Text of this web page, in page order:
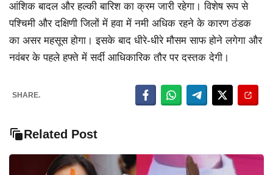
आंशिक बादल और हल्की बारिश का क्रम जारी रहेगा। विशेष रूप से
पश्चिमी और दक्षिणी जिलों में हवा में नमी अधिक रहने के कारण ठंडक
का असर महसूस होगा। इसके बाद धीरे-धीरे मौसम साफ होने लगेगा और
नवंबर के पहले हफ्ते में सर्दी आधिकारिक तौर पर दस्तक देगी।
SHARE.
Related Post